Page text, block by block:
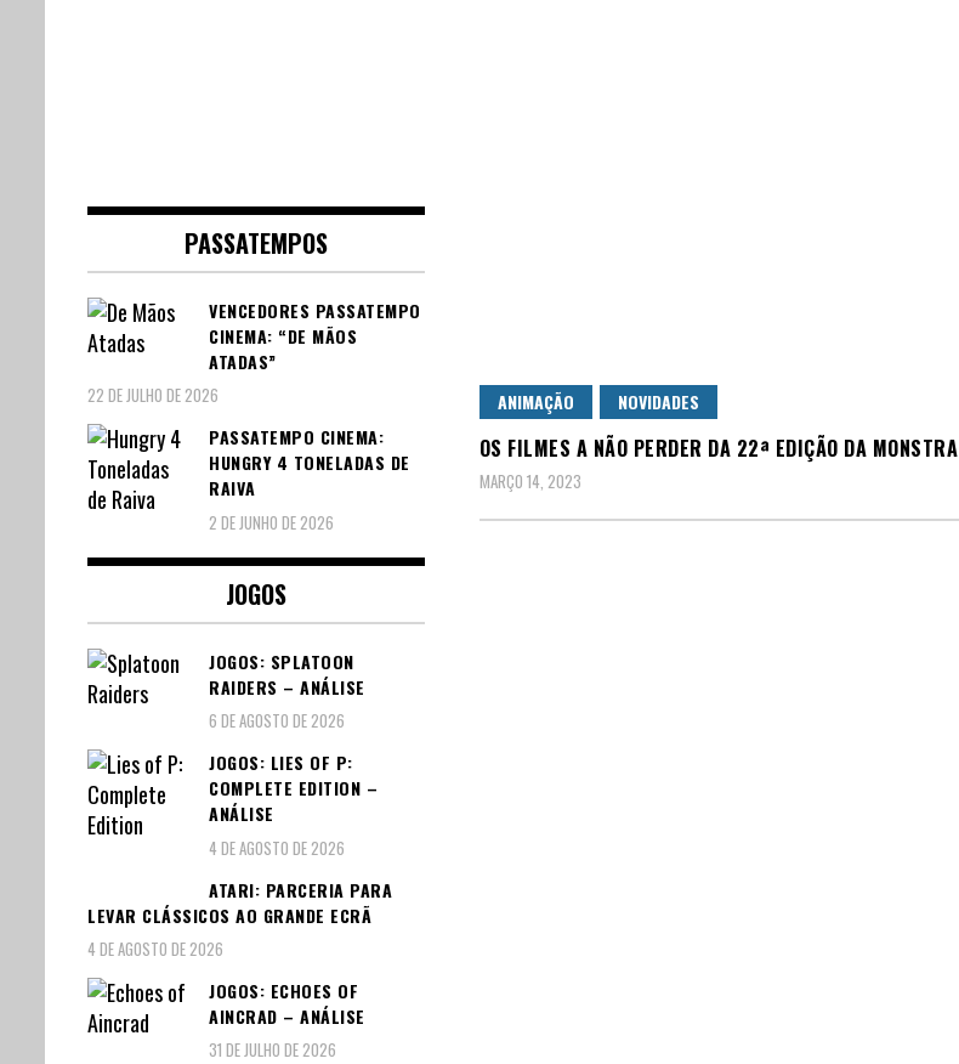
ANIMAÇÃO NOVIDADES
OS FILMES A NÃO PERDER DA 22ª EDIÇÃO DA MONSTRA
MARÇO 14, 2023
PASSATEMPOS
VENCEDORES PASSATEMPO
CINEMA: “DE MÃOS
ATADAS”
22 DE JULHO DE 2026
PASSATEMPO CINEMA:
HUNGRY 4 TONELADAS DE
RAIVA
2 DE JUNHO DE 2026
JOGOS
JOGOS: SPLATOON
RAIDERS – ANÁLISE
6 DE AGOSTO DE 2026
JOGOS: LIES OF P:
COMPLETE EDITION –
ANÁLISE
4 DE AGOSTO DE 2026
ATARI: PARCERIA PARA
LEVAR CLÁSSICOS AO GRANDE ECRÃ
4 DE AGOSTO DE 2026
JOGOS: ECHOES OF
AINCRAD – ANÁLISE
31 DE JULHO DE 2026